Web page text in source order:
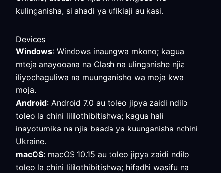
kulinganisha, si ahadi ya ufikiaji au kasi.
Devices
Windows: Windows inaungwa mkono; kagua
mteja anayooana na Clash na ulinganishe njia
iliyochaguliwa na muunganisho wa moja kwa
moja.
Android: Android 7.0 au toleo jipya zaidi ndilo
toleo la chini lililothibitishwa; kagua hali
inayotumika na njia baada ya kuunganisha nchini
Ukraine.
macOS: macOS 10.15 au toleo jipya zaidi ndilo
toleo la chini lililothibitishwa; hifadhi wasifu na